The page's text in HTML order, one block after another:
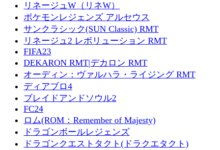
リネージュW（リネW）
ポケモンレジェンズ アルセウス
サンクラシック(SUN Classic) RMT
リネージュ2 レボリューション RMT
FIFA23
DEKARON RMT|デカロン RMT
オーディン：ヴァルハラ・ライジング RMT
ディアブロ4
ブレイドアンドソウル2
FC24
ロム(ROM：Remember of Majesty)
ドラゴンボールレジェンズ
ドラゴンクエストタクト(ドラクエタクト)